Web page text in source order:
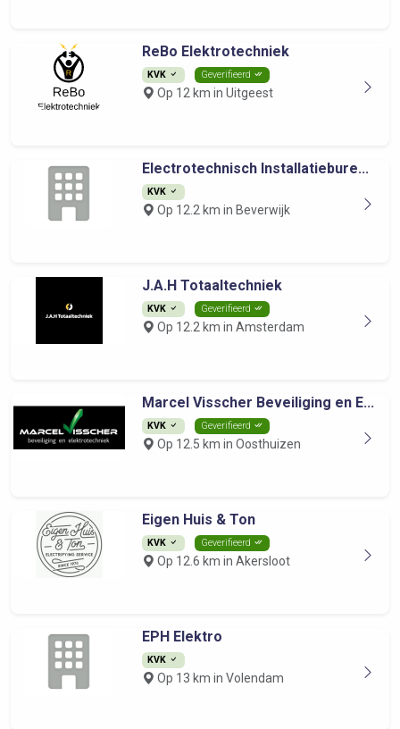
ReBo Elektrotechniek
KVK Geverifieerd
Op 12 km in Uitgeest
Electrotechnisch Installatiebure...
KVK
Op 12.2 km in Beverwijk
J.A.H Totaaltechniek
KVK Geverifieerd
Op 12.2 km in Amsterdam
Marcel Visscher Beveiliging en E...
KVK Geverifieerd
Op 12.5 km in Oosthuizen
Eigen Huis & Ton
KVK Geverifieerd
Op 12.6 km in Akersloot
EPH Elektro
KVK
Op 13 km in Volendam